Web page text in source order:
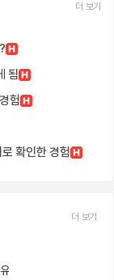
더 보기
됨
험
확인한 경험
더 보기